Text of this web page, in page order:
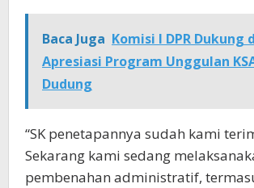
Baca Juga Komisi I DPR Dukung
Apresiasi Program Unggulan
Dudung
“SK penetapannya sudah kami
Sekarang kami sedang
pembenahan administratif,